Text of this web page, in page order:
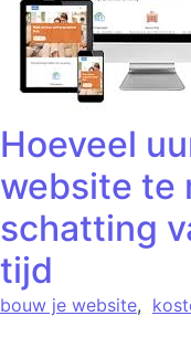
Hoeveel
website te
schatting
tijd
bouw je website,